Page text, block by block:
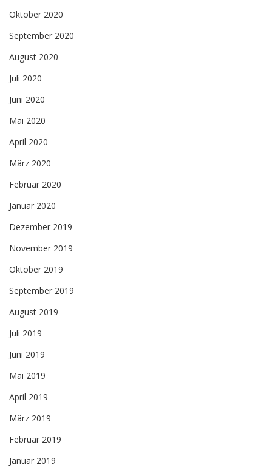
Oktober 2020
September 2020
August 2020
Juli 2020
Juni 2020
Mai 2020
April 2020
März 2020
Februar 2020
Januar 2020
Dezember 2019
November 2019
Oktober 2019
September 2019
August 2019
Juli 2019
Juni 2019
Mai 2019
April 2019
März 2019
Februar 2019
Januar 2019